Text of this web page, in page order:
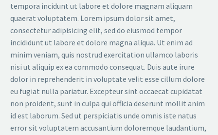
tempora incidunt ut labore et dolore magnam aliquam
quaerat voluptatem. Lorem ipsum dolor sit amet,
consectetur adipisicing elit, sed do eiusmod tempor
incididunt ut labore et dolore magna aliqua. Ut enim ad
minim veniam, quis nostrud exercitation ullamco laboris
nisi ut aliquip ex ea commodo consequat. Duis aute irure
dolor in reprehenderit in voluptate velit esse cillum dolore
eu fugiat nulla pariatur. Excepteur sint occaecat cupidatat
non proident, sunt in culpa qui officia deserunt mollit anim
id est laborum. Sed ut perspiciatis unde omnis iste natus
error sit voluptatem accusantium doloremque laudantium,